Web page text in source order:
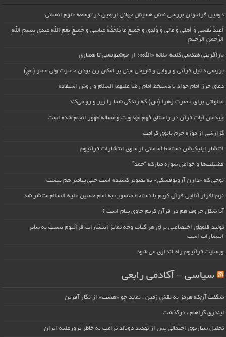
دومین فراخوان بررسی نقش همایش جهانی اربعین در توسعه علوم انسانی
اُعیذُ نَفسی وَ أهلی وَ مالی وَ وُلدی و جَمیعَ ما تَلحَقُهُ عِنایتی و جَمیعَ نِعَمِ اللّهِ عِندی بِبِسمِ اللّهِ
الرَّحمنِ الرَّحیمِ
بازآفرینی هندسی کلمه جلاله «الله»؛ از خوشنویسی تا معماری
بررسی دلایل قرآنی و روایی و تاریخی مبنی بر امکان زن بودن حضرت ولی عصر (عج)
دعای حرز امام جواد با دستخط امام رضا علیهما السلام و روش استفاده
صلواتی برای حضرت زهرا (س) که زندگی شما را زیر و رو می‌کند
چیدمان آیات قرآن در راستای فهم مهدویت و مساله ظهور انجام شده است
گزارشی از موزه حرم بانوی کرامت
انتشار اپلیکیشن دستخط آسمانی از سوی انتشارات قرآنیوم
فضیلت‌ها و خواص سوره مبارکه “حمد”
نوحی که «دارِن آرونوفسکی» به تصویر کشیده است حتی پیامبر هم نیست
نرم افزار آنلاین قرآن کریم با دستخط منسوب به امام حسین علیه السلام منتشر شد
آیا شکل حروف هم در قرآن کریم حاوی پیام است ؟
تولید قلمهای اختصاصی برای هر کتاب وجه تمایز انتشارات قرآنیوم نسبت به سایر
انتشارات است
وبسایت قرآنیوم راه اندازی می شود
سیاسی – آکادمی رابعی
شگفت آن‌که هرمز به نقش زمین ، نماید چو «هشت» از نگار آفرین
لیندزی گراهام ، درگذشت
تحلیل سناریوی احتمالی پس از تهدید دونالد ترامپ به خاطر ترورعلیه ایران